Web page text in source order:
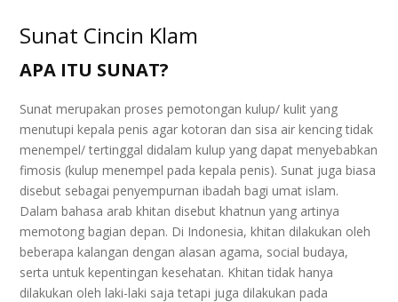
Sunat Cincin Klam
APA ITU SUNAT?
Sunat merupakan proses pemotongan kulup/ kulit yang
menutupi kepala penis agar kotoran dan sisa air kencing tidak
menempel/ tertinggal didalam kulup yang dapat menyebabkan
fimosis (kulup menempel pada kepala penis). Sunat juga biasa
disebut sebagai penyempurnan ibadah bagi umat islam.
Dalam bahasa arab khitan disebut khatnun yang artinya
memotong bagian depan. Di Indonesia, khitan dilakukan oleh
beberapa kalangan dengan alasan agama, social budaya,
serta untuk kepentingan kesehatan. Khitan tidak hanya
dilakukan oleh laki-laki saja tetapi juga dilakukan pada